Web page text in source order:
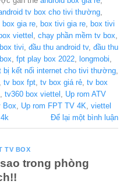
tv box cho tivi thường
box gia re box tivi gia re box tivi
viettel chạy phần mềm tv box
tivi đầu thu android tv, đầu thu
fpt play box 2022 longmobi
bị kết nối internet cho tivi thường
tv box fpt tv box giá rẻ tv box
tv360 box viettel
Up rom ATV
Box Up rom FPT TV 4K viettel
Để lại một bình luận
TV BOX
trong phòng